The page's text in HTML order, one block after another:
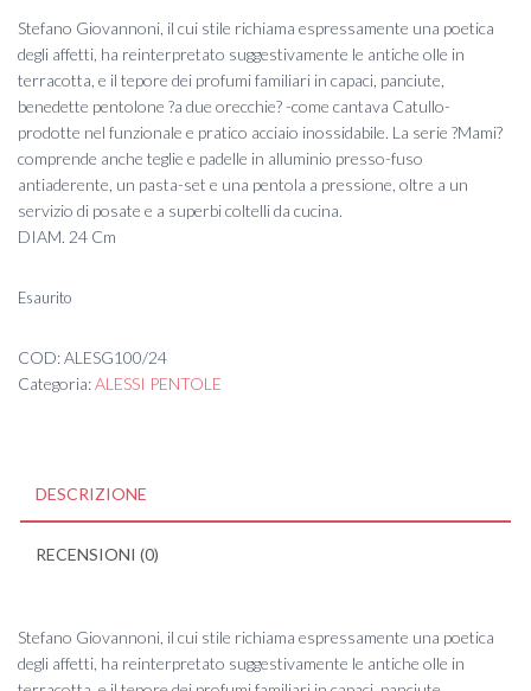
Stefano Giovannoni, il cui stile richiama espressamente una poetica
degli affetti, ha reinterpretato suggestivamente le antiche olle in
terracotta, e il tepore dei profumi familiari in capaci, panciute,
benedette pentolone ?a due orecchie? -come cantava Catullo-
prodotte nel funzionale e pratico acciaio inossidabile. La serie ?Mami?
comprende anche teglie e padelle in alluminio presso-fuso
antiaderente, un pasta-set e una pentola a pressione, oltre a un
servizio di posate e a superbi coltelli da cucina.
DIAM. 24 Cm
Esaurito
COD:ALESG100/24
Categoria:ALESSI PENTOLE
DESCRIZIONE
RECENSIONI (0)
Stefano Giovannoni, il cui stile richiama espressamente una poetica
degli affetti, ha reinterpretato suggestivamente le antiche olle in